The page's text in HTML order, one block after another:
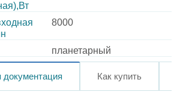
8000
планетарный
документация Как купить